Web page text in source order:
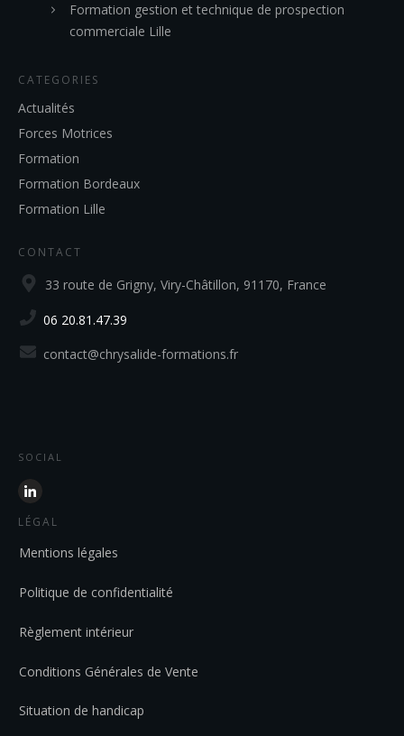
Formation gestion et technique de prospection
commerciale Lille
CATEGORIES
Actualités
Forces Motrices
Formation
Formation Bordeaux
Formation Lille
CONTACT
33 route de Grigny, Viry-Châtillon, 91170, France
06 20.81.47.39
contact@chrysalide-formations.fr
SOCIAL
LÉGAL
Mentions légales
Politique de confidentialité
Règlement intérieur
Conditions Générales de Vente
Situation de handicap